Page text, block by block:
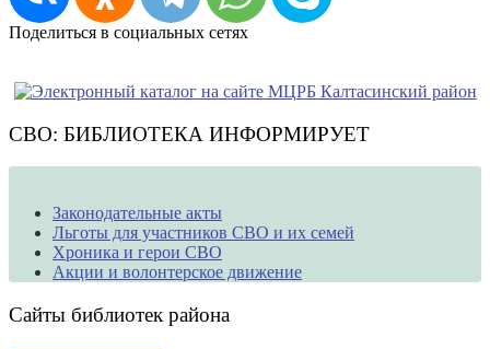
Поделиться в социальных сетях
СВО: БИБЛИОТЕКА ИНФОРМИРУЕТ
Законодательные акты
Льготы для участников СВО и их семей
Хроника и герои СВО
Акции и волонтерское движение
Сайты библиотек района